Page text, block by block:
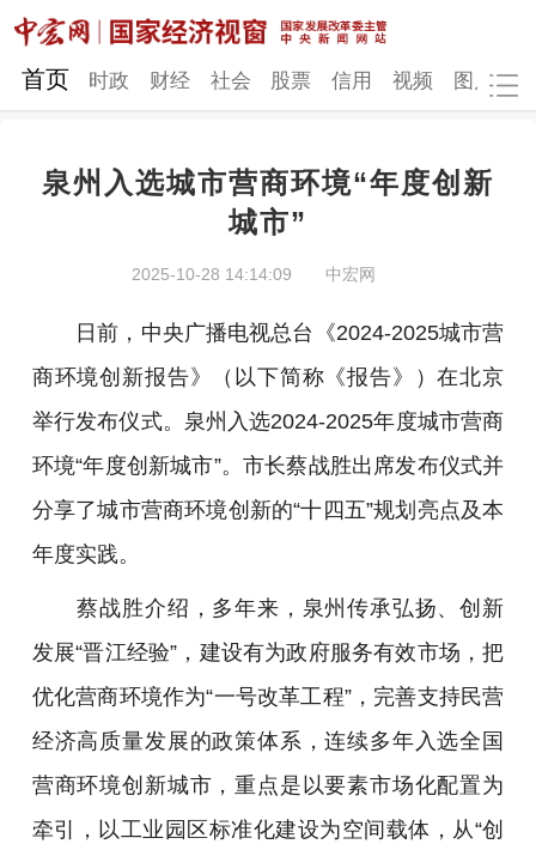
网站地图
图片
地方发展
首页 时政 财经 社会 股票 信用 视频 图片
泉州入选城市营商环境“年度创新
城市”
2025-10-28 14:14:09 中宏网
日前，中央广播电视总台《2024-2025城市营
商环境创新报告》（以下简称《报告》）在北京
举行发布仪式。泉州入选2024-2025年度城市营商
环境“年度创新城市”。市长蔡战胜出席发布仪式并
分享了城市营商环境创新的“十四五”规划亮点及本
年度实践。
蔡战胜介绍，多年来，泉州传承弘扬、创新
发展“晋江经验”，建设有为政府服务有效市场，把
优化营商环境作为“一号改革工程”，完善支持民营
经济高质量发展的政策体系，连续多年入选全国
营商环境创新城市，重点是以要素市场化配置为
牵引，以工业园区标准化建设为空间载体，从“创